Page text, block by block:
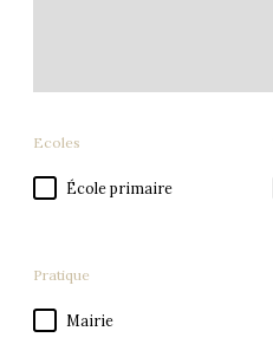
Ecoles
École primaire
Pratique
Mairie